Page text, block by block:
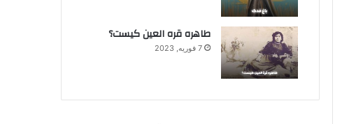
طاهره قره العین کیست؟
7 فوریه, 2023